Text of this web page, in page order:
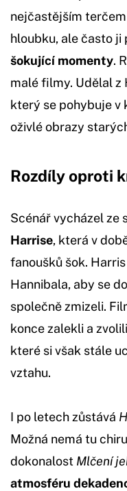
nejčastějším
hloubku, ale často ji
šokující momenty.
malé filmy. Udělal z
který se pohybuje v
oživlé obrazy
Rozdíly oproti
Scénář vycházel ze
Harrise, která v
fanoušků šok.
Hannibala, aby se
společně zmizeli.
konce zalekli a
které si však stále
vztahu.
I po letech zůstává
Možná nemá tu
dokonalost Mlčení
atmosféru